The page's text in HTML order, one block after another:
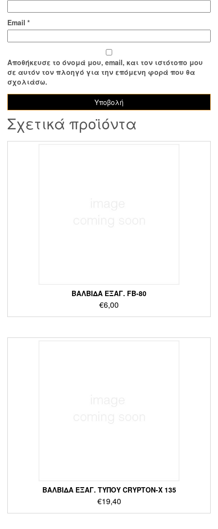
Email *
Αποθήκευσε το όνομά μου, email, και τον ιστότοπο μου
σε αυτόν τον πλοηγό για την επόμενη φορά που θα
σχολιάσω.
Σχετικά προϊόντα
ΒΑΛΒΙΔΑ ΕΞΑΓ. FB-80
€6,00
ΒΑΛΒΙΔΑ ΕΞΑΓ. ΤΎΠΟΥ CRYPTON-X 135
€19,40